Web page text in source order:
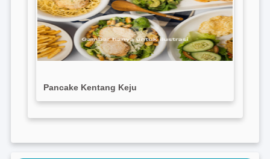
Pancake Kentang Keju